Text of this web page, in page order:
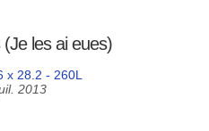
les ai eues)
x 28.2 - 260L
2013